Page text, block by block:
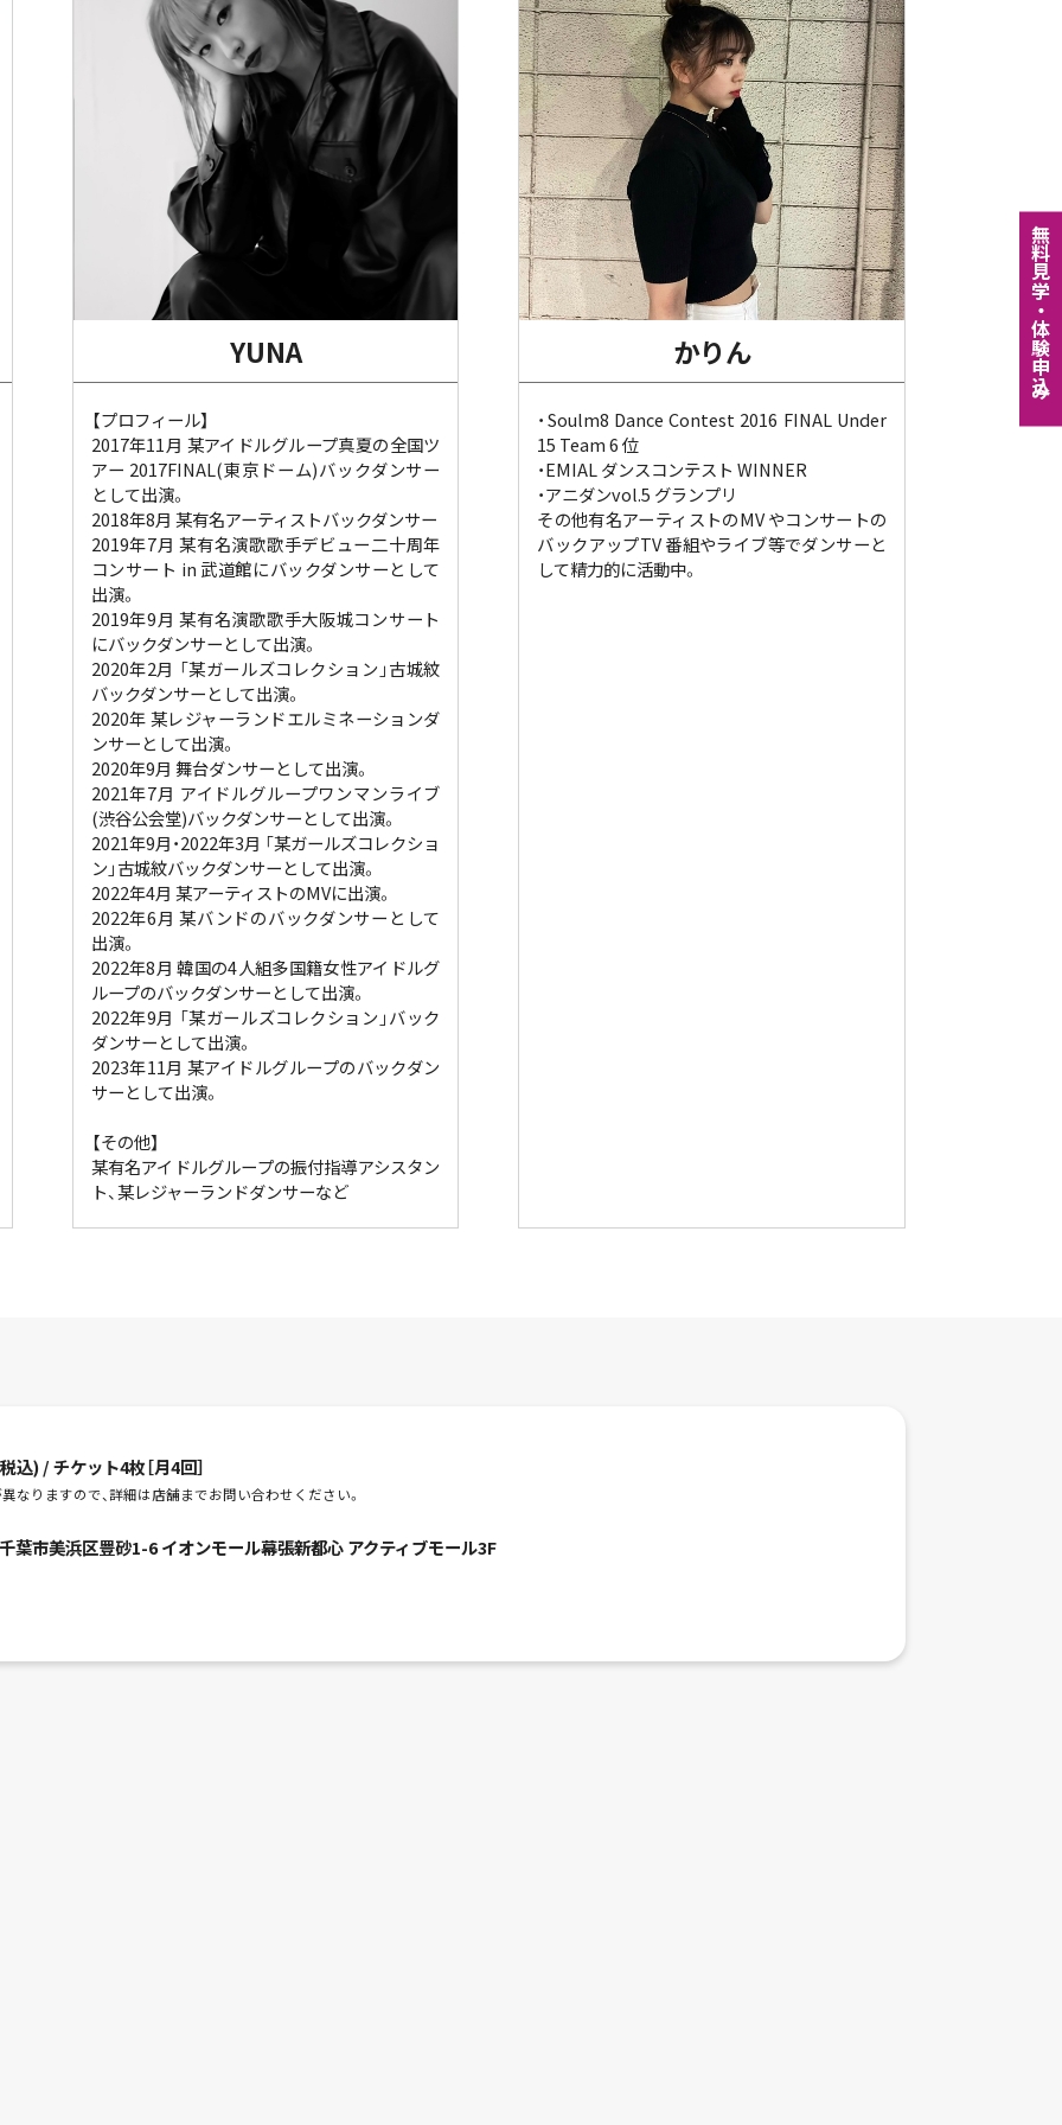
無料⾒学・体験申込み
YUNA
【プロフィール】
2017年11月 某アイドルグループ真夏の全国ツ
アー 2017FINAL(東京ドーム)バックダンサー
として出演。
2018年8月 某有名アーティストバックダンサー
2019年7月 某有名演歌歌手デビュー二十周年
コンサート in 武道館にバックダンサーとして
出演。
2019年9月 某有名演歌歌手大阪城コンサート
にバックダンサーとして出演。
2020年2月 「某ガールズコレクション」古城紋
バックダンサーとして出演。
2020年 某レジャーランドエルミネーションダ
ンサーとして出演。
2020年9月 舞台ダンサーとして出演。
2021年7月 アイドルグループワンマンライブ
(渋谷公会堂)バックダンサーとして出演。
2021年9月・2022年3月 「某ガールズコレクショ
ン」古城紋バックダンサーとして出演。
2022年4月 某アーティストのMVに出演。
2022年6月 某バンドのバックダンサーとして
出演。
2022年8月 韓国の4人組多国籍女性アイドルグ
ループのバックダンサーとして出演。
2022年9月 「某ガールズコレクション」バック
ダンサーとして出演。
2023年11月 某アイドルグループのバックダン
サーとして出演。
【その他】
某有名アイドルグループの振付指導アシスタン
ト、某レジャーランドダンサーなど
かりん
・Soulm8 Dance Contest 2016 FINAL Under
15 Team 6 位
・EMIAL ダンスコンテスト WINNER
・アニダンvol.5 グランプリ
その他有名アーティストのMV やコンサートの
バックアップTV 番組やライブ等でダンサーと
して精力的に活動中。
) / チケット4枚［月4回］
なりますので、詳細は店舗までお問い合わせください。
葉市美浜区豊砂1-6 イオンモール幕張新都心 アクティブモール3F